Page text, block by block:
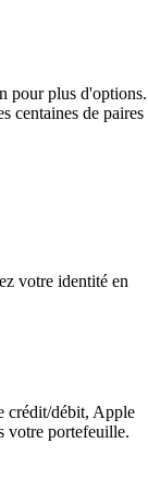
pour plus d'options.
centaines de paires
votre identité en
crédit/débit, Apple
votre portefeuille.